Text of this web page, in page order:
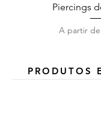
Piercings
A partir de
Preço
PRODUTOS